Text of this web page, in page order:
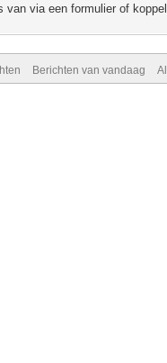
van via een formulier of
Berichten van vandaag